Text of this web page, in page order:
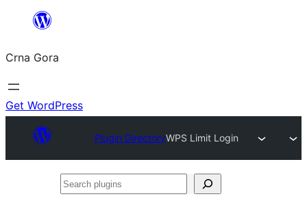
content
Crna Gora
Get WordPress
Plugin DirectoryWPS Limit Login
Search